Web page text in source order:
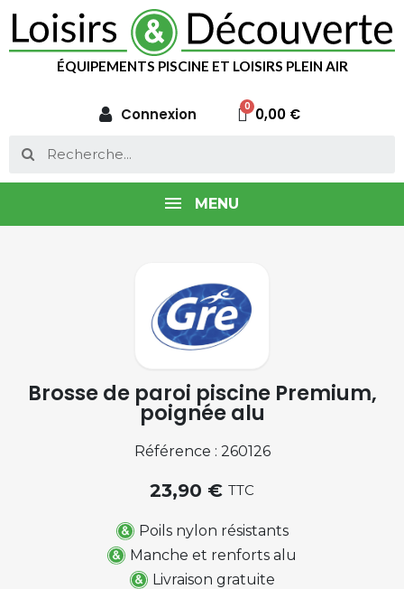
ÉQUIPEMENTS PISCINE ET LOISIRS PLEIN AIR
Connexion 0,00 €
MENU
Brosse de paroi piscine Premium,
poignée alu
Référence : 260126
23,90 € TTC
Poils nylon résistants
Manche et renforts alu
Livraison gratuite